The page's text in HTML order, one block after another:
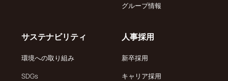
グループ情報
サステナビリティ
環境への取り組み
SDGs
人事採用
新卒採用
キャリア採用